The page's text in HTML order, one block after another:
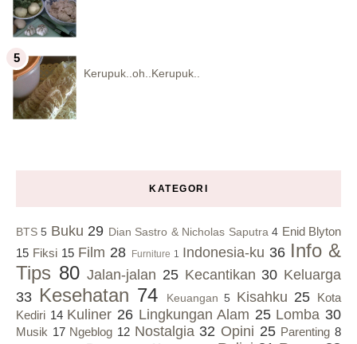
Kerupuk..oh..Kerupuk..
KATEGORI
BTS 5 Buku 29 Dian Sastro & Nicholas Saputra 4 Enid Blyton
15 Fiksi 15 Film 28 Furniture 1 Indonesia-ku 36 Info &
Tips 80 Jalan-jalan 25 Kecantikan 30 Keluarga
33 Kesehatan 74 Keuangan 5 Kisahku 25 Kota
Kediri 14 Kuliner 26 Lingkungan Alam 25 Lomba 30
Musik 17 Ngeblog 12 Nostalgia 32 Opini 25 Parenting 8